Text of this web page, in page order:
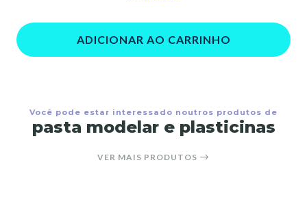
ADICIONAR AO CARRINHO
Você pode estar interessado noutros produtos de
pasta modelar e plasticinas
VER MAIS PRODUTOS